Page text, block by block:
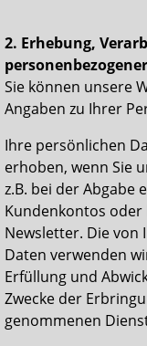
2. Erhebung,
Sie können unsere
Angaben zu Ihrer
Ihre persönlichen
erhoben, wenn Sie
z.B. bei der Abgabe
Kundenkontos
Newsletter. Die von
Daten verwenden
Erfüllung und
Zwecke der
genommenen